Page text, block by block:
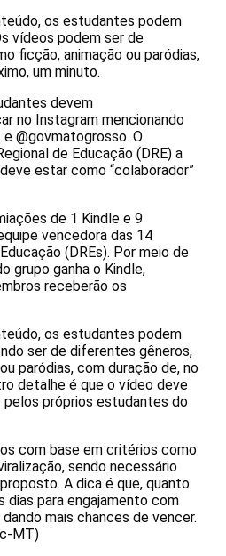
os estudantes podem
vídeos podem ser de
ficção, animação ou paródias,
um minuto.
devem
no Instagram mencionando
@govmatogrosso. O
de Educação (DRE) a
estar como “colaborador”
de 1 Kindle e 9
vencedora das 14
(DREs). Por meio de
grupo ganha o Kindle,
receberão os
os estudantes podem
ser de diferentes gêneros,
paródias, com duração de, no
detalhe é que o vídeo deve
próprios estudantes do
com base em critérios como
sendo necessário
A dica é que, quanto
dias para engajamento com
mais chances de vencer.
MT)